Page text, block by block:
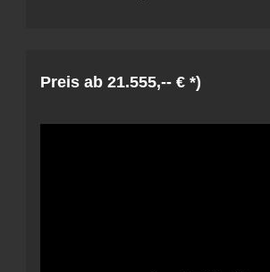
Preis ab 21.555,-- € *)